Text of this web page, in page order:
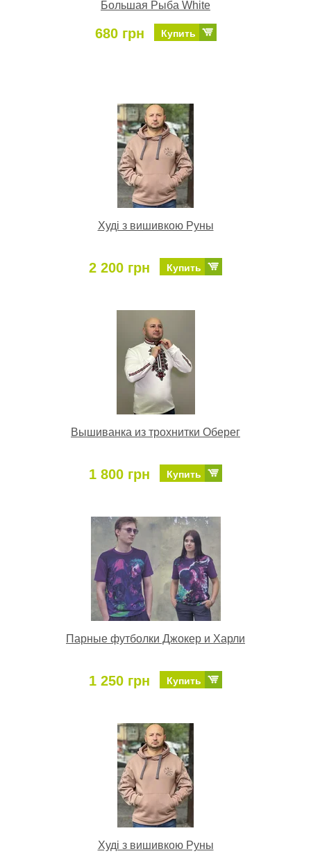
Большая Рыба White
680 грн Купить
Худі з вишивкою Руны
2 200 грн Купить
Вышиванка из трохнитки Оберег
1 800 грн Купить
Парные футболки Джокер и Харли
1 250 грн Купить
Худі з вишивкою Руны